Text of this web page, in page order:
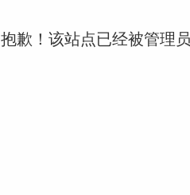
抱歉！该站点已经被管理